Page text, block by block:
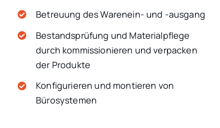
Betreuung des Warenein- und -ausgang
Bestandsprüfung und Materialpflege
durch kommissionieren und verpacken
der Produkte
Konfigurieren und montieren von
Bürosystemen